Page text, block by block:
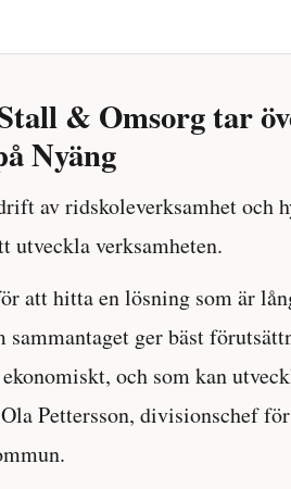
& Omsorg tar
Nyäng
av ridskoleverksamhet och
utveckla verksamheten.
att hitta en lösning som är
sammantaget ger bäst
och som kan
Pettersson, divisionschef